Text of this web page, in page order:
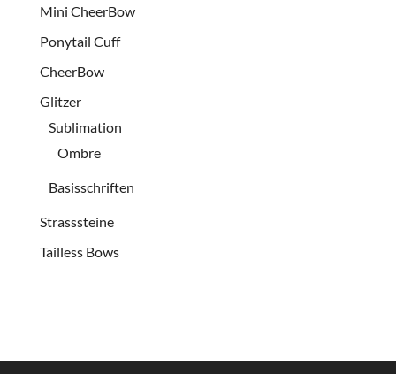
Mini CheerBow
Ponytail Cuff
CheerBow
Glitzer
Sublimation
Ombre
Basisschriften
Strasssteine
Tailless Bows